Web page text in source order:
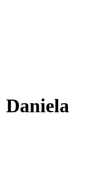
Daniela